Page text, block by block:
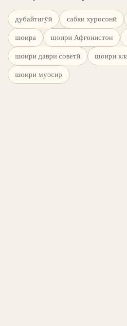
дубайтигӯӣ сабки хуросонӣ
шоира шоири Афғонистон
шоири даври советӣ шоири
шоири муосир